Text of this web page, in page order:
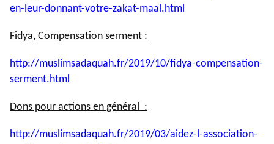
en-leur-donnant-votre-zakat-maal.html
Fidya, Compensation serment :
http://muslimsadaquah.fr/2019/10/fidya-compensation-
serment.html
Dons pour actions en général :
http://muslimsadaquah.fr/2019/03/aidez-l-association-